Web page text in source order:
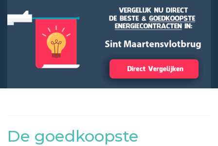
De goedkoopste